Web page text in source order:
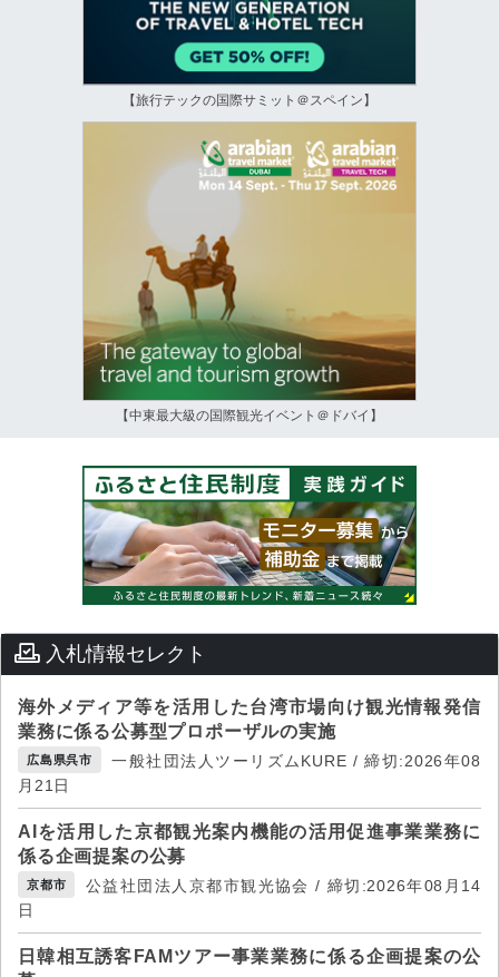
【旅行テックの国際サミット＠スペイン】
【中東最大級の国際観光イベント＠ドバイ】
入札情報セレクト
海外メディア等を活用した台湾市場向け観光情報発信
業務に係る公募型プロポーザルの実施
広島県呉市
一般社団法人ツーリズムKURE / 締切:2026年08
月21日
AIを活用した京都観光案内機能の活用促進事業業務に
係る企画提案の公募
京都市
公益社団法人京都市観光協会 / 締切:2026年08月14
日
日韓相互誘客FAMツアー事業業務に係る企画提案の公